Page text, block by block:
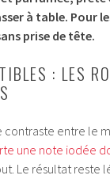
à table. Pour
prise de tête.
: LES
contraste entre le
une note iodée
Le résultat reste